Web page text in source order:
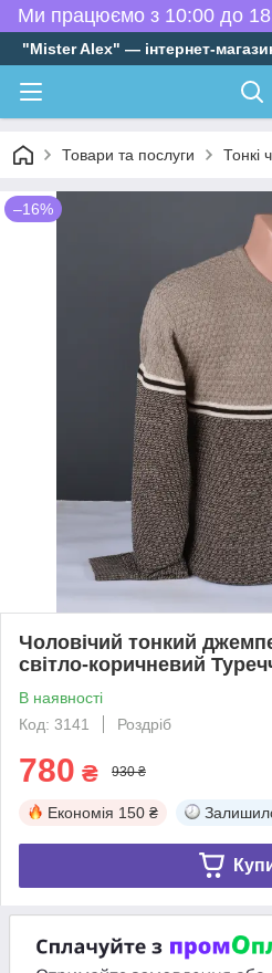
Ми працюємо з 10:00 до
"Mister Alex" — інтернет-
Товари та послуги Тонкі
–16%
Чоловічий тонкий
світло-коричневий
В наявності
Код: 3141
Роздріб
780 ₴ 930 ₴
Економія 150 ₴